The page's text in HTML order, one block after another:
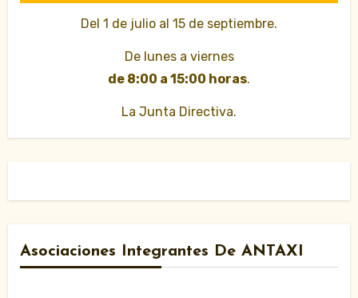
Del 1 de julio al 15 de septiembre.
De lunes a viernes
de 8:00 a 15:00 horas.
La Junta Directiva.
Asociaciones Integrantes De ANTAXI